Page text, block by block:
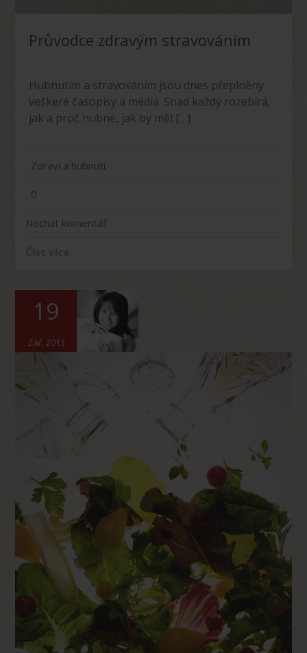
Průvodce zdravým stravováním
Hubnutím a stravováním jsou dnes přeplněny
veškeré časopisy a média. Snad každý rozebírá,
jak a proč hubne, jak by měl […]
Zdraví a hubnutí
0
Nechat komentář
Číst více
19
Zář, 2013